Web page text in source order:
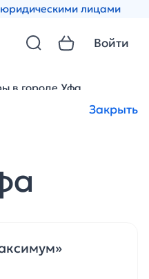
лицами
Закрыть
Войти
в городе Уфа